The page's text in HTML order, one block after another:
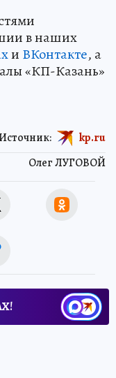
в наших
и ВКонтакте, а
«КП-Казань»
Олег ЛУГОВОЙ
kp.ru